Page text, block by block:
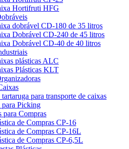
Hortifruti HFG
dobrável CD-180 de 35 litros
Dobrável CD-240 de 45 litros
Dobrável CD-40 de 40 litros
plásticas ALC
Plásticas KLT
para transporte de caixas
Picking
para Compras
de Compras CP-16
de Compras CP-16L
de Compras CP-6,5L